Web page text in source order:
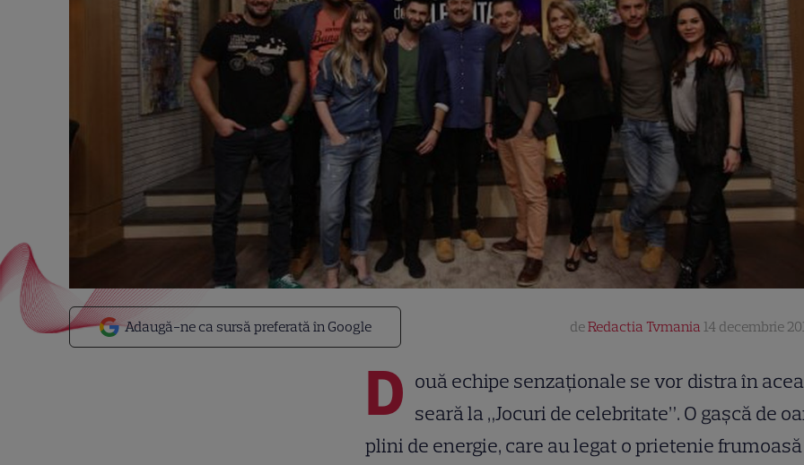
Adaugă-ne ca sursă preferată în Google deRedactia Tvmania 14 decembrie
D ouă echipe senzaționale se vor distra în
seară la „Jocuri de celebritate”. O gașcă de
plini de energie, care au legat o prietenie frumoasă